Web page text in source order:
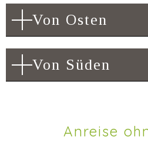
Von Osten
Von Süden
Anreise